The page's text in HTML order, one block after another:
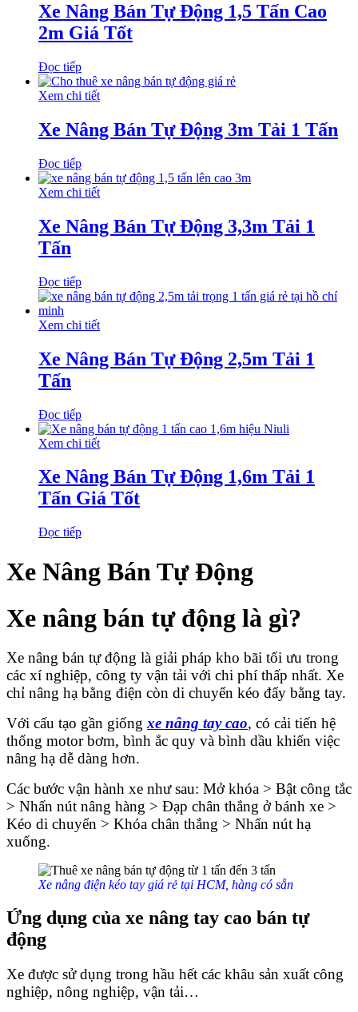
Xe Nâng Bán Tự Động 1,5 Tấn Cao
2m Giá Tốt
Đọc tiếp
Xem chi tiết
Xe Nâng Bán Tự Động 3m Tải 1 Tấn
Đọc tiếp
Xem chi tiết
Xe Nâng Bán Tự Động 3,3m Tải 1
Tấn
Đọc tiếp
Xem chi tiết
Xe Nâng Bán Tự Động 2,5m Tải 1
Tấn
Đọc tiếp
Xem chi tiết
Xe Nâng Bán Tự Động 1,6m Tải 1
Tấn Giá Tốt
Đọc tiếp
Xe Nâng Bán Tự Động
Xe nâng bán tự động là gì?
Xe nâng bán tự động là giải pháp kho bãi tối ưu trong
các xí nghiệp, công ty vận tải với chi phí thấp nhất. Xe
chỉ nâng hạ bằng điện còn di chuyển kéo đẩy bằng tay.
Với cấu tạo gần giống xe nâng tay cao, có cải tiến hệ
thống motor bơm, bình ắc quy và bình dầu khiến việc
nâng hạ dễ dàng hơn.
Các bước vận hành xe như sau: Mở khóa > Bật công tắc
> Nhấn nút nâng hàng > Đạp chân thắng ở bánh xe >
Kéo di chuyển > Khóa chân thắng > Nhấn nút hạ
xuống.
Xe nâng điện kéo tay giá rẻ tại HCM, hàng có sẵn
Ứng dụng của xe nâng tay cao bán tự
động
Xe được sử dụng trong hầu hết các khâu sản xuất công
nghiệp, nông nghiệp, vận tải…